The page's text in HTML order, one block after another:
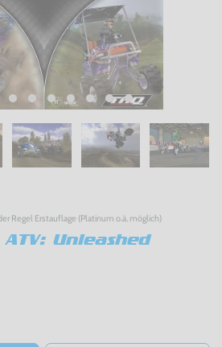
Regel Erstauflage (Platinum o.ä. möglich)
Unleashed